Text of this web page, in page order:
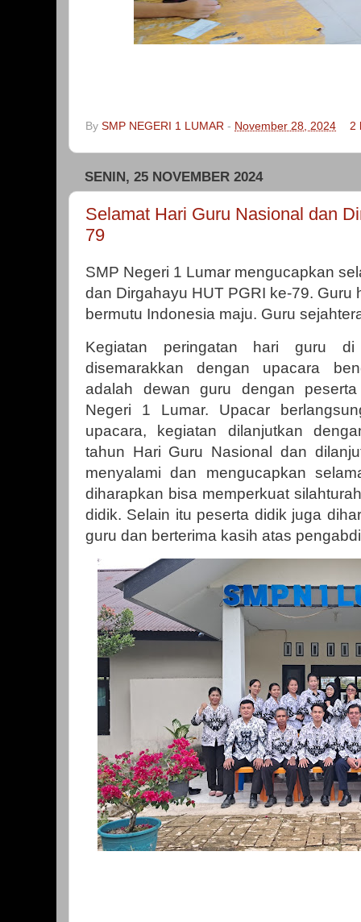
By SMP NEGERI 1 LUMAR - November 28, 2024 2
SENIN, 25 NOVEMBER 2024
Selamat Hari Guru Nasional dan
79
SMP Negeri 1 Lumar mengucapkan
dan Dirgahayu HUT PGRI ke-79. Guru
bermutu Indonesia maju. Guru
Kegiatan peringatan hari guru
disemarakkan dengan upacara
adalah dewan guru dengan
Negeri 1 Lumar. Upacar
upacara, kegiatan dilanjutkan
tahun Hari Guru Nasional dan
menyalami dan mengucapkan
diharapkan bisa memperkuat
didik. Selain itu peserta didik juga
guru dan berterima kasih atas